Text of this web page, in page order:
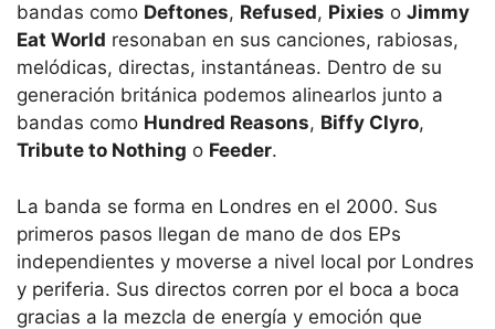
bandas como Deftones, Refused, Pixies o Jimmy
Eat World resonaban en sus canciones, rabiosas,
melódicas, directas, instantáneas. Dentro de su
generación británica podemos alinearlos junto a
bandas como Hundred Reasons, Biffy Clyro,
Tribute to Nothing o Feeder.
La banda se forma en Londres en el 2000. Sus
primeros pasos llegan de mano de dos EPs
independientes y moverse a nivel local por Londres
y periferia. Sus directos corren por el boca a boca
gracias a la mezcla de energía y emoción que